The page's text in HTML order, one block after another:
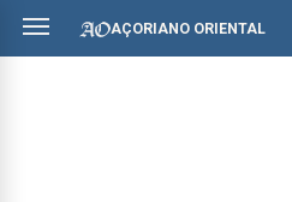
AÇORIANO ORIENTAL